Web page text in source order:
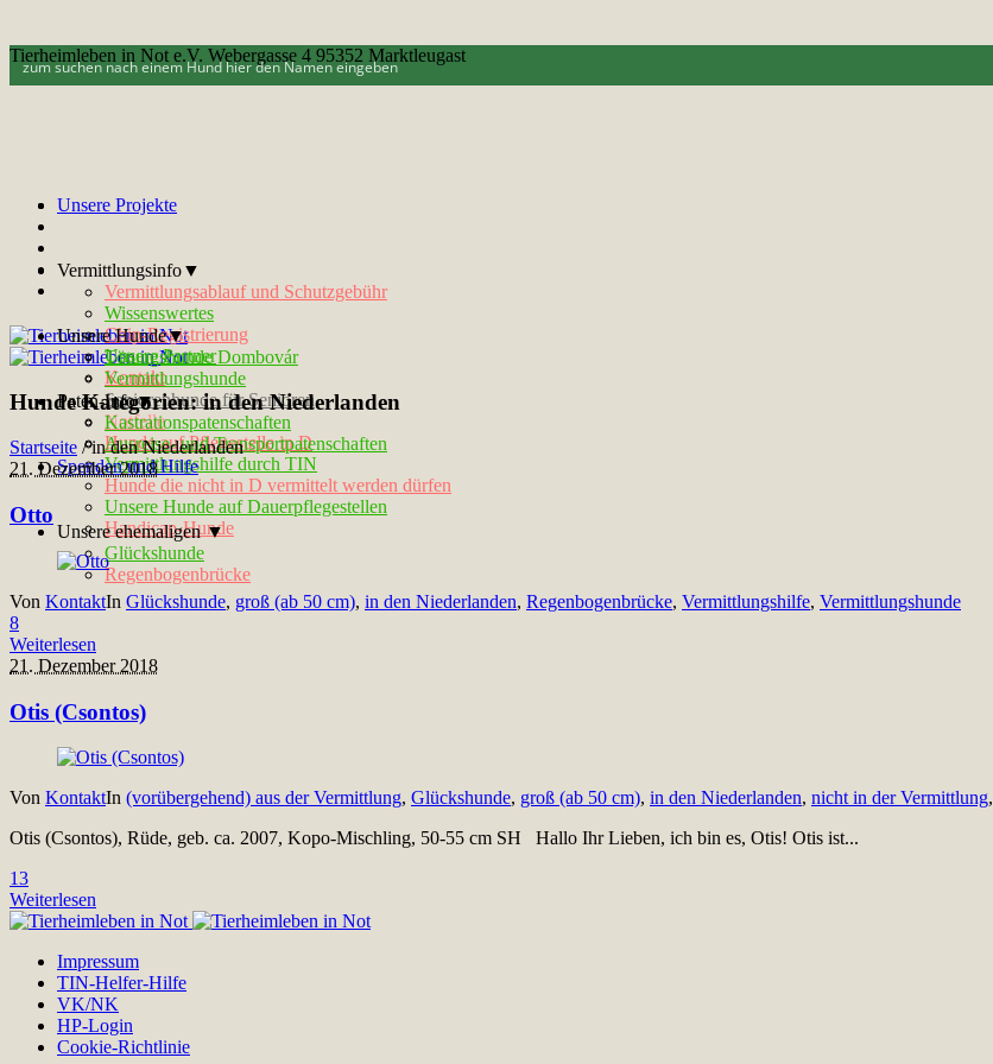
Tierheimleben in Not e.V. Webergasse 4 95352 Marktleugast
Unsere Projekte
Vermittlungsinfo▼
Vermittlungsablauf und Schutzgebühr
Wissenswertes
Chip-Registrierung
Unsere Partner
Kontakt
Unsere Hunde▼
Tötungshunde Dombovár
Vermittlungshunde
Seniorenhunde für Senioren
Notfelle
Hunde auf Pflegestelle in D
Vermittlungshilfe durch TIN
Hunde die nicht in D vermittelt werden dürfen
Unsere Hunde auf Dauerpflegestellen
Handicap-Hunde
Paten-Info▼
Kastrationspatenschaften
Ausreise- und Transportpatenschaften
Spenden und Hilfe
Unsere ehemaligen ▼
Glückshunde
Regenbogenbrücke
Hunde Kategorien:in den Niederlanden
Startseite /in den Niederlanden
21. Dezember 2018
Otto
Von KontaktIn Glückshunde, groß (ab 50 cm), in den Niederlanden, Regenbogenbrücke, Vermittlungshilfe, Vermittlungshunde
8
Weiterlesen
21. Dezember 2018
Otis (Csontos)
Von KontaktIn (vorübergehend) aus der Vermittlung, Glückshunde, groß (ab 50 cm), in den Niederlanden, nicht in der Vermittlung,
Otis (Csontos), Rüde, geb. ca. 2007, Kopo-Mischling, 50-55 cm SH Hallo Ihr Lieben, ich bin es, Otis! Otis ist...
13
Weiterlesen
Impressum
TIN-Helfer-Hilfe
VK/NK
HP-Login
Cookie-Richtlinie